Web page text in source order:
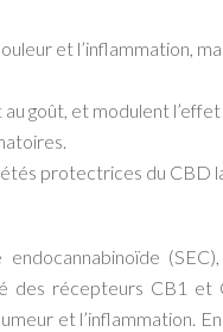
et l’inflammation,
goût, et modulent
protectrices du CBD
des récepteurs CB1 et
et l’inflammation.